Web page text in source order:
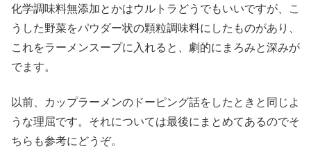
化学調味料無添加とかはウルトラどうでもいいですが、こ
うした野菜をパウダー状の顆粒調味料にしたものがあり、
これをラーメンスープに入れると、劇的にまろみと深みが
でます。
以前、カップラーメンのドーピング話をしたときと同じよ
うな理屈です。それについては最後にまとめてあるのでそ
ちらも参考にどうぞ。